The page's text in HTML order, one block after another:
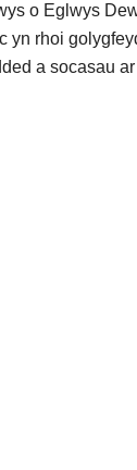
o Eglwys
yn rhoi
a socasau